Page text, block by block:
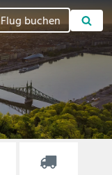
Flug buchen